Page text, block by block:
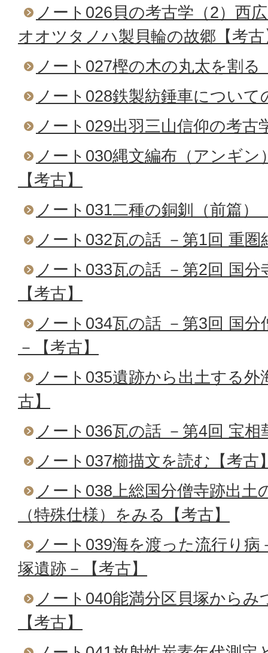
ノート026貝の考古学（2）西
オオツタノハ製貝輪の故郷【考古
ノート027樫の木の丸太を割る
ノート028鉄製紡錘車について
ノート029出羽三山信仰の考古
ノート030縄文編布（アンギ
【考古】
ノート031二種の銅釧（前篇）
ノート032瓦の話 －第1回 重
ノート033瓦の話 －第2回 国
【考古】
ノート034瓦の話 －第3回 国
－【考古】
ノート035遺跡から出土する外
古】
ノート036瓦の話 －第4回 宝
ノート037櫛描文を読む【考古
ノート038上総国分僧寺跡出土
（特殊仕様）をみる【考古】
ノート039海を渡った流行り病
塚遺跡－【考古】
ノート040能満分区貝塚から
【考古】